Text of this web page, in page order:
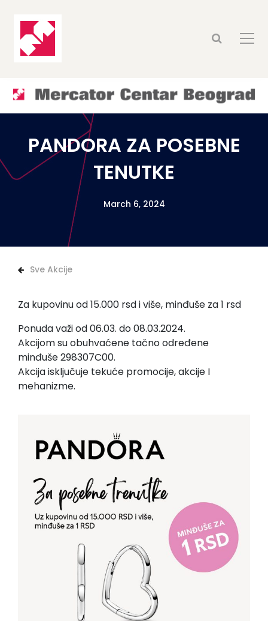
PANDORA ZA POSEBNE
TENUTKE
March 6, 2024
Sve Akcije
Za kupovinu od 15.000 rsd i više, minđuše za 1 rsd
Ponuda važi od 06.03. do 08.03.2024.
Akcijom su obuhvaćene tačno određene
minđuše 298307C00.
Akcija isključuje tekuće promocije, akcije I
mehanizme.